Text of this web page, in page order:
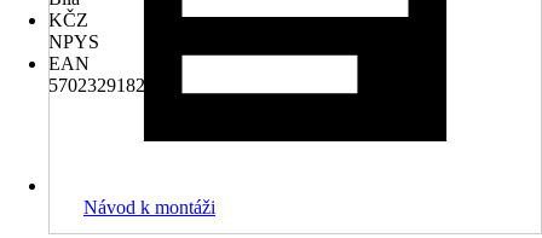
KČZ
NPYS
EAN
5702329182911
Návod k montáži